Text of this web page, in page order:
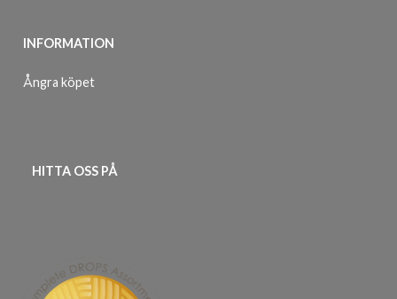
INFORMATION
Ångra köpet
HITTA OSS PÅ